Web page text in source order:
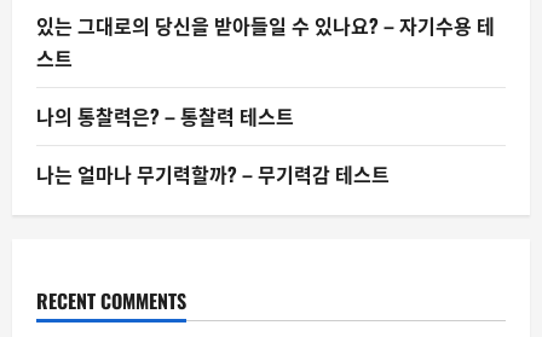
있는 그대로의 당신을 받아들일 수 있나요? – 자기수용 테
스트
나의 통찰력은? – 통찰력 테스트
나는 얼마나 무기력할까? – 무기력감 테스트
RECENT COMMENTS